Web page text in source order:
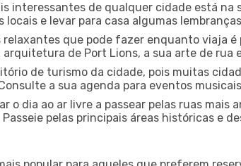
interessantes de qualquer cidade está na
e levar para casa algumas
que pode fazer enquanto viaja
de Port Lions, a sua arte de rua
de turismo da cidade, pois muitas
a sua agenda para eventos
o dia ao ar livre a passear pelas ruas
pelas principais áreas históricas e